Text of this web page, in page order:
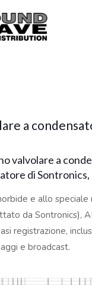
a
valvolare a
di
e allo
da Sontronics),
registrazione,
e broadcast.